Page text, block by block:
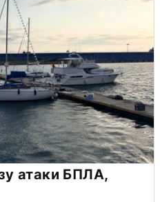
атаки БПЛА,